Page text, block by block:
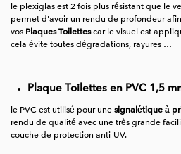
le plexiglas est 2 fois plus résistant que le
permet d'avoir un rendu de profondeur
vos Plaques Toilettescar le visuel est
cela évite toutes dégradations, rayures …
Plaque Toilettes en PVC 1,5
le PVC est utilisé pour une signalétique à
rendu de qualité avec une très grande
couche de protection anti-UV.